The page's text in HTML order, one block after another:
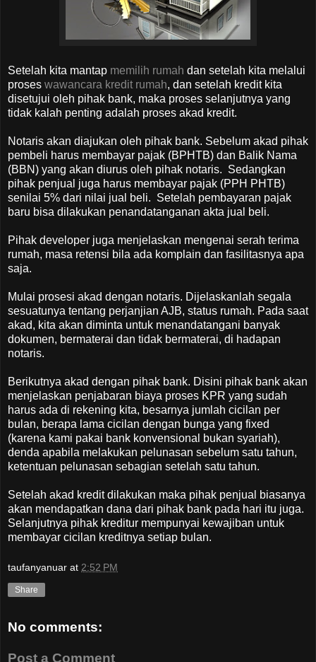
Setelah kita mantap memilih rumah dan setelah kita melalui
proses wawancara kredit rumah, dan setelah kredit kita
disetujui oleh pihak bank, maka proses selanjutnya yang
tidak kalah penting adalah proses akad kredit.
Notaris akan diajukan oleh pihak bank. Sebelum akad pihak
pembeli harus membayar pajak (BPHTB) dan Balik Nama
(BBN) yang akan diurus oleh pihak notaris. Sedangkan
pihak penjual juga harus membayar pajak (PPH PHTB)
senilai 5% dari nilai jual beli. Setelah pembayaran pajak
baru bisa dilakukan penandatanganan akta jual beli.
Pihak developer juga menjelaskan mengenai serah terima
rumah, masa retensi bila ada komplain dan fasilitasnya apa
saja.
Mulai prosesi akad dengan notaris. Dijelaskanlah segala
sesuatunya tentang perjanjian AJB, status rumah. Pada saat
akad, kita akan diminta untuk menandatangani banyak
dokumen, bermaterai dan tidak bermaterai, di hadapan
notaris.
Berikutnya akad dengan pihak bank. Disini pihak bank akan
menjelaskan penjabaran biaya proses KPR yang sudah
harus ada di rekening kita, besarnya jumlah cicilan per
bulan, berapa lama cicilan dengan bunga yang fixed
(karena kami pakai bank konvensional bukan syariah),
denda apabila melakukan pelunasan sebelum satu tahun,
ketentuan pelunasan sebagian setelah satu tahun.
Setelah akad kredit dilakukan maka pihak penjual biasanya
akan mendapatkan dana dari pihak bank pada hari itu juga.
Selanjutnya pihak kreditur mempunyai kewajiban untuk
membayar cicilan kreditnya setiap bulan.
taufanyanuar at 2:52 PM
Share
No comments:
Post a Comment